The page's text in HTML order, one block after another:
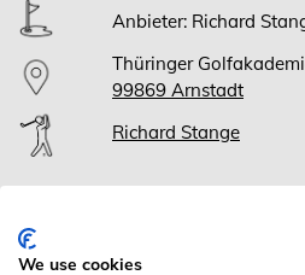
Anbieter: Richard
Thüringer
99869 Arnstadt
Richard Stange
We use cookies